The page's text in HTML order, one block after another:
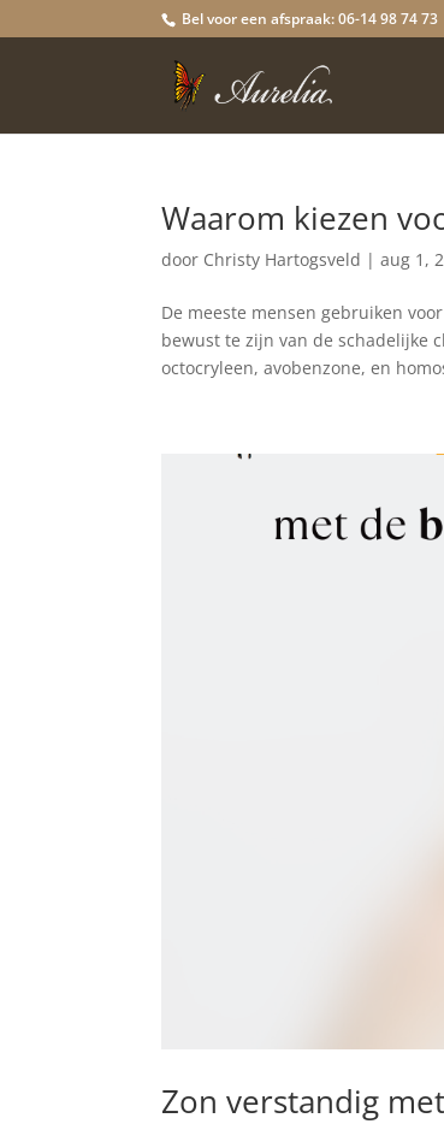
Bel voor een afspraak: 06-14 98 74
Waarom kiezen
door Christy Hartogsveld |aug 1,
De meeste mensen gebruiken
bewust te zijn van de schadelijke
octocryleen, avobenzone, en
Zon verstandig